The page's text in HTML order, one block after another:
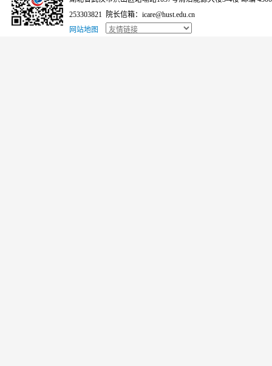
253303821 院长信箱：icare@hust.edu.cn
网站地图